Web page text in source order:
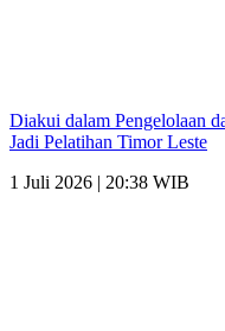
Diakui dalam Pengelolaan
Jadi Pelatihan Timor Leste
1 Juli 2026 | 20:38 WIB